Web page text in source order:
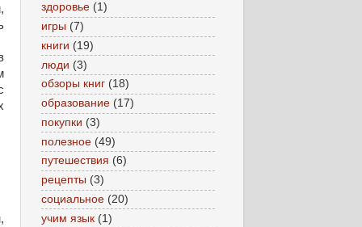
здоровье (1)
игры (7)
книги (19)
люди (3)
обзоры книг (18)
образование (17)
покупки (3)
полезное (49)
путешествия (6)
рецепты (3)
социальное (20)
учим язык (1)